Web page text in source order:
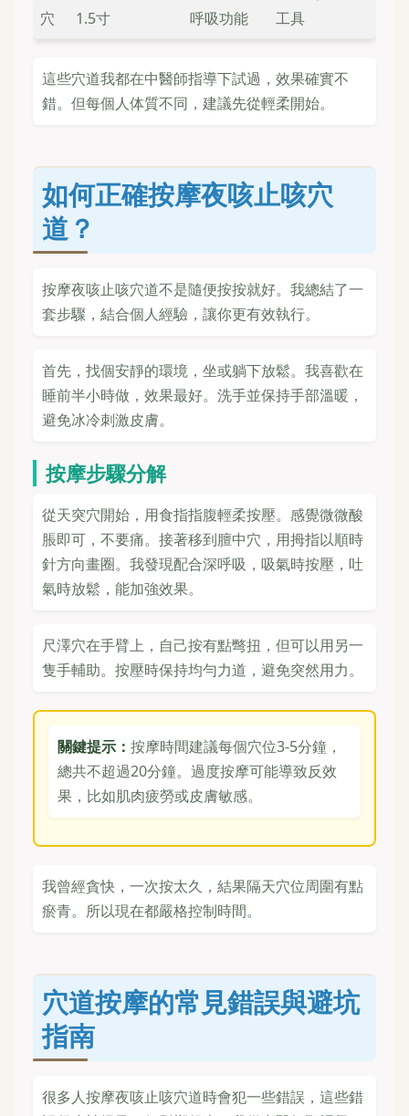
穴
1.5寸
呼吸功能
工具
這些穴道我都在中醫師指導下試過，效果確實不
錯。但每個人体質不同，建議先從輕柔開始。
如何正確按摩夜咳止咳穴
道？
按摩夜咳止咳穴道不是隨便按按就好。我總結了一
套步驟，結合個人經驗，讓你更有效執行。
首先，找個安靜的環境，坐或躺下放鬆。我喜歡在
睡前半小時做，效果最好。洗手並保持手部溫暖，
避免冰冷刺激皮膚。
按摩步驟分解
從天突穴開始，用食指指腹輕柔按壓。感覺微微酸
脹即可，不要痛。接著移到膻中穴，用拇指以順時
針方向畫圈。我發現配合深呼吸，吸氣時按壓，吐
氣時放鬆，能加強效果。
尺澤穴在手臂上，自己按有點彆扭，但可以用另一
隻手輔助。按壓時保持均勻力道，避免突然用力。
關鍵提示： 按摩時間建議每個穴位3-5分鐘，
總共不超過20分鐘。過度按摩可能導致反效
果，比如肌肉疲勞或皮膚敏感。
我曾經貪快，一次按太久，結果隔天穴位周圍有點
瘀青。所以現在都嚴格控制時間。
穴道按摩的常見錯誤與避坑
指南
很多人按摩夜咳止咳穴道時會犯一些錯誤，這些錯